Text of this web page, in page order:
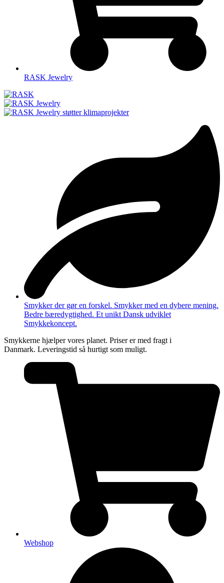
RASK Jewelry
Smykker der gør en forskel. Smykker med en dybere mening.
Bedre bæredygtighed. Et unikt Dansk udviklet
Smykkekoncept.
Smykkerne hjælper vores planet. Priser er med fragt i
Danmark. Leveringstid så hurtigt som muligt.
Webshop